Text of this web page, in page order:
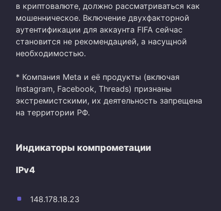
в криптовалюте, должно рассматриваться как
мошенническое. Включение двухфакторной
аутентификации для аккаунта FIFA сейчас
становится не рекомендацией, а насущной
необходимостью.
* Компания Meta и её продукты (включая
Instagram, Facebook, Threads) признаны
экстремистскими, их деятельность запрещена
на территории РФ.
Индикаторы компрометации
IPv4
148.178.18.23